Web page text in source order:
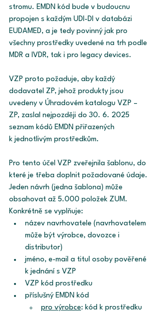
stromu. EMDN kód bude v budoucnu
propojen s každým UDI-DI v databázi
EUDAMED, a je tedy povinný jak pro
všechny prostředky uvedené na trh podle
MDR a IVDR, tak i pro legacy devices.
VZP proto požaduje, aby každý
dodavatel ZP, jehož produkty jsou
uvedeny v Úhradovém katalogu VZP –
ZP, zaslal nejpozději do 30. 6. 2025
seznam kódů EMDN přiřazených
k jednotlivým prostředkům.
Pro tento účel VZP zveřejnila šablonu, do
které je třeba doplnit požadované údaje.
Jeden návrh (jedna šablona) může
obsahovat až 5.000 položek ZUM.
Konkrétně se vyplňuje:
název navrhovatele (navrhovatelem
může být výrobce, dovozce i
distributor)
jméno, e-mail a titul osoby pověřené
k jednání s VZP
VZP kód prostředku
příslušný EMDN kód
pro výrobce: kód k prostředku